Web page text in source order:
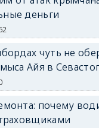
деньги
чуть не
Айя в
почему